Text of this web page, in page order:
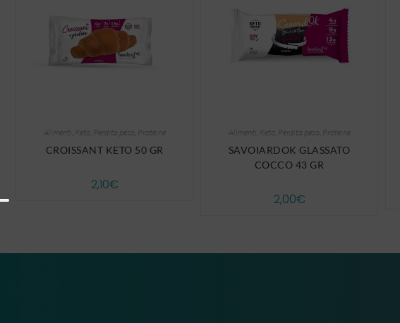
Alimenti Keto Perdita peso Proteine
CROISSANT KETO 50 GR
2,10€
Alimenti Keto Perdita peso Proteine
SAVOIARDOK GLASSATO
COCCO 43 GR
2,00€